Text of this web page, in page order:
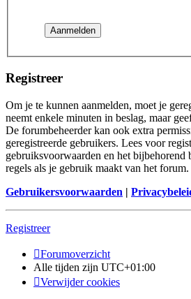
Registreer
Om je te kunnen aanmelden, moet je
neemt enkele minuten in beslag, maar
De forumbeheerder kan ook extra
geregistreerde gebruikers. Lees voor
gebruiksvoorwaarden en het
regels als je gebruik maakt van het forum.
Gebruikersvoorwaarden |
Registreer
Forumoverzicht
Alle tijden zijn UTC+01:00
Verwijder cookies